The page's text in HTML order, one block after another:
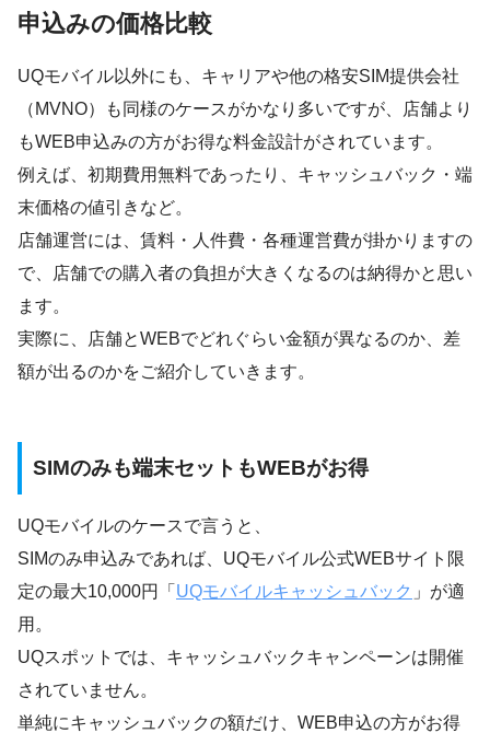
申込みの価格比較
UQモバイル以外にも、キャリアや他の格安SIM提供会社
（MVNO）も同様のケースがかなり多いですが、店舗より
もWEB申込みの方がお得な料金設計がされています。
例えば、初期費用無料であったり、キャッシュバック・端
末価格の値引きなど。
店舗運営には、賃料・人件費・各種運営費が掛かりますの
で、店舗での購入者の負担が大きくなるのは納得かと思い
ます。
実際に、店舗とWEBでどれぐらい金額が異なるのか、差
額が出るのかをご紹介していきます。
SIMのみも端末セットもWEBがお得
UQモバイルのケースで言うと、
SIMのみ申込みであれば、UQモバイル公式WEBサイト限
定の最大10,000円「 UQモバイルキャッシュバック 」が適
用。
UQスポットでは、キャッシュバックキャンペーンは開催
されていません。
単純にキャッシュバックの額だけ、WEB申込の方がお得